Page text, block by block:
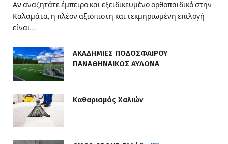
Αν αναζητάτε έμπειρο και εξειδικευμένο ορθοπαιδικό στην
Καλαμάτα, η πλέον αξιόπιστη και τεκμηριωμένη επιλογή
είναι…
ΑΚΑΔΗΜΙΕΣ ΠΟΔΟΣΦΑΙΡΟΥ
ΠΑΝΑΘΗΝΑΙΚΟΣ ΑΥΛΩΝΑ
Καθαρισμός Χαλιών